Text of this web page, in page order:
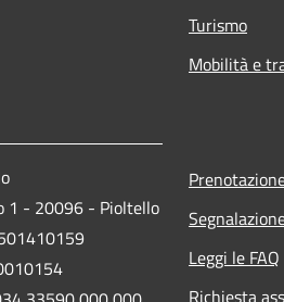
Turismo
Mobilità e
1 - 20096 - Pioltello
Leggi le FAQ
Richiesta